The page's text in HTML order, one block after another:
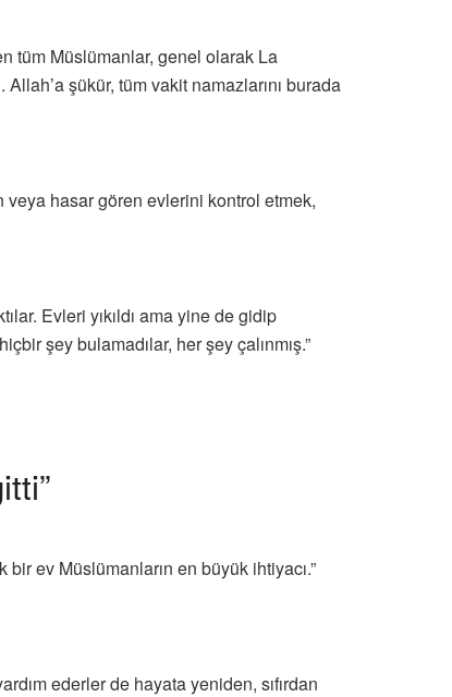
tüm Müslümanlar, genel olarak La
şükür, tüm vakit namazlarını burada
veya hasar gören evlerini kontrol etmek,
Evleri yıkıldı ama yine de gidip
şey bulamadılar, her şey çalınmış.”
ev Müslümanların en büyük ihtiyacı.”
ederler de hayata yeniden, sıfırdan